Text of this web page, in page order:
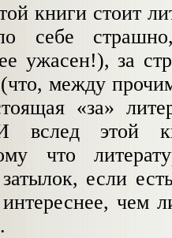
книги стоит
себе
ужасен!), за
(что, между
«за»
И вслед этой
что
если
чем